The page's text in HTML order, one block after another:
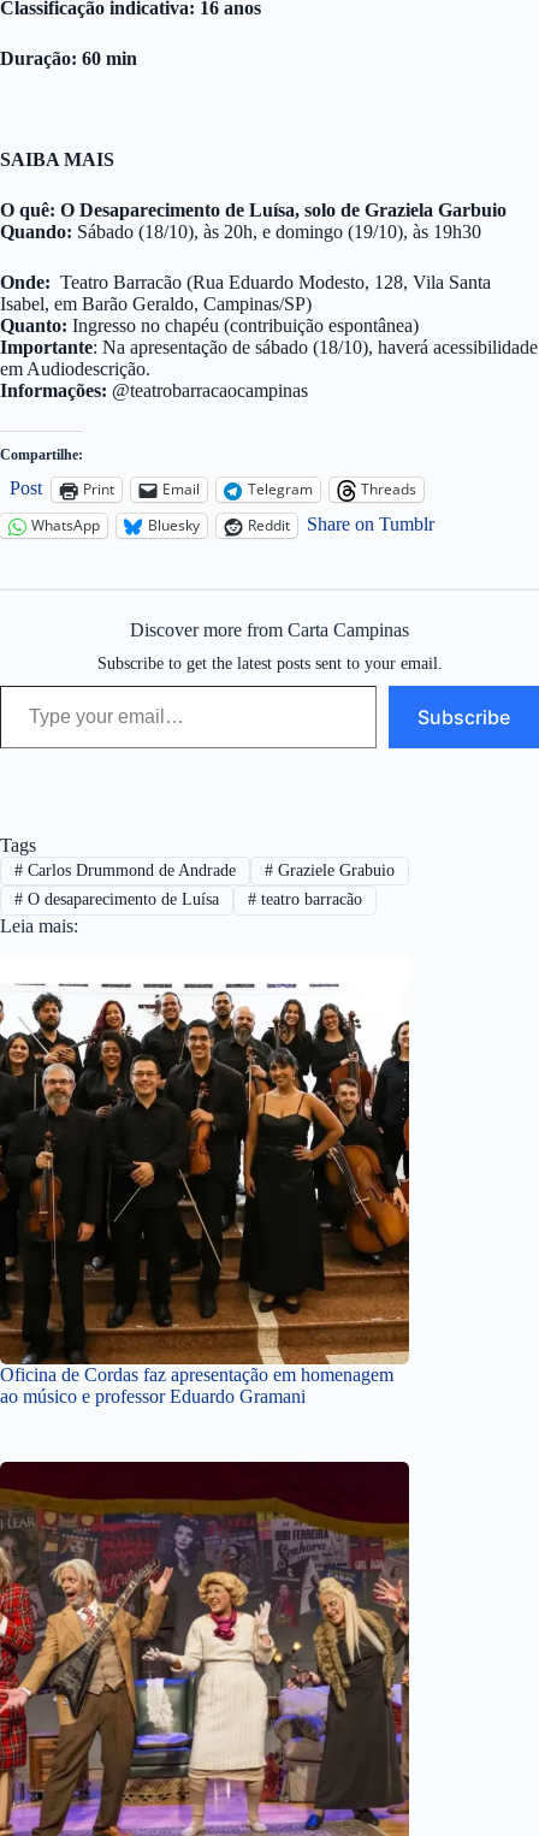
Classificação indicativa: 16 anos
Duração: 60 min
SAIBA MAIS
O quê: O Desaparecimento de Luísa, solo de Graziela Garbuio
Quando: Sábado (18/10), às 20h, e domingo (19/10), às 19h30
Onde: Teatro Barracão (Rua Eduardo Modesto, 128, Vila Santa
Isabel, em Barão Geraldo, Campinas/SP)
Quanto: Ingresso no chapéu (contribuição espontânea)
Importante: Na apresentação de sábado (18/10), haverá acessibilidade
em Audiodescrição.
Informações: @teatrobarracaocampinas
Compartilhe:
Post Print Email Telegram
Threads
WhatsApp
Bluesky Reddit Share on Tumblr
Discover more from Carta Campinas
Subscribe to get the latest posts sent to your email.
Type your email…
Subscribe
Tags
#Carlos Drummond de Andrade #Graziele Grabuio
#O desaparecimento de Luísa #teatro barracão
Leia mais:
Oficina de Cordas faz apresentação em homenagem
ao músico e professor Eduardo Gramani